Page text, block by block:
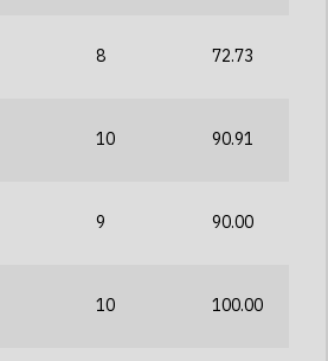
8 72.73
10 90.91
9 90.00
10 100.00